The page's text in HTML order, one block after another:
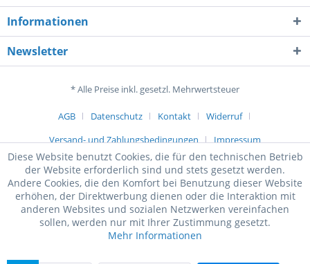
Informationen
Newsletter
* Alle Preise inkl. gesetzl. Mehrwertsteuer
AGB Datenschutz Kontakt
Widerruf
Versand- und Zahlungsbedingungen
Impressum
Diese Website benutzt Cookies, die für den technischen Betrieb
der Website erforderlich sind und stets gesetzt werden.
Andere Cookies, die den Komfort bei Benutzung dieser Website
erhöhen, der Direktwerbung dienen oder die Interaktion mit
anderen Websites und sozialen Netzwerken vereinfachen
sollen, werden nur mit Ihrer Zustimmung gesetzt.
Mehr Informationen